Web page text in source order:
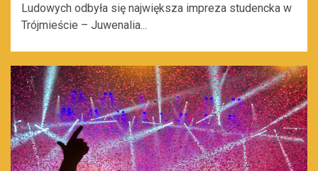
Ludowych odbyła się największa impreza studencka w
Trójmieście – Juwenalia...